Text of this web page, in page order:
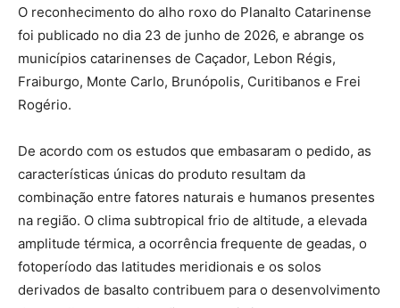
O reconhecimento do alho roxo do Planalto Catarinense
foi publicado no dia 23 de junho de 2026, e abrange os
municípios catarinenses de Caçador, Lebon Régis,
Fraiburgo, Monte Carlo, Brunópolis, Curitibanos e Frei
Rogério.
De acordo com os estudos que embasaram o pedido, as
características únicas do produto resultam da
combinação entre fatores naturais e humanos presentes
na região. O clima subtropical frio de altitude, a elevada
amplitude térmica, a ocorrência frequente de geadas, o
fotoperíodo das latitudes meridionais e os solos
derivados de basalto contribuem para o desenvolvimento